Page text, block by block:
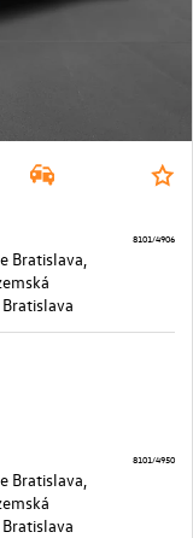
Bratislava,
8101/4906
Bratislava,
8101/4950